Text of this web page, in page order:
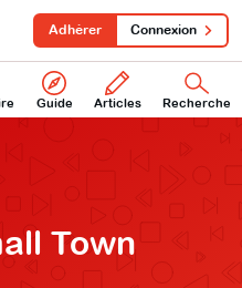
Guide Articles Recherche
Adhérer Connexion
Town